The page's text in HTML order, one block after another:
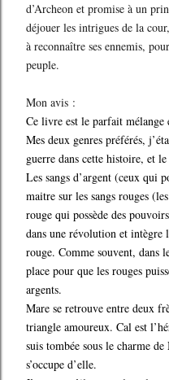
d’Archeon et promise à un
déjouer les intrigues de la
à reconnaître ses ennemis,
peuple.
Mon avis :
Ce livre est le parfait mélange
Mes deux genres préférés,
guerre dans cette histoire, et
Les sangs d’argent (ceux qui
maitre sur les sangs rouges
rouge qui possède des
dans une révolution et intègre
rouge. Comme souvent, dans
place pour que les rouges
argents.
Mare se retrouve entre deux
triangle amoureux. Cal est
suis tombée sous le charme
s’occupe d’elle.